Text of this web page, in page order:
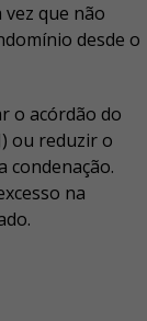
que não
desde o
o acórdão do
ou reduzir o
condenação.
na